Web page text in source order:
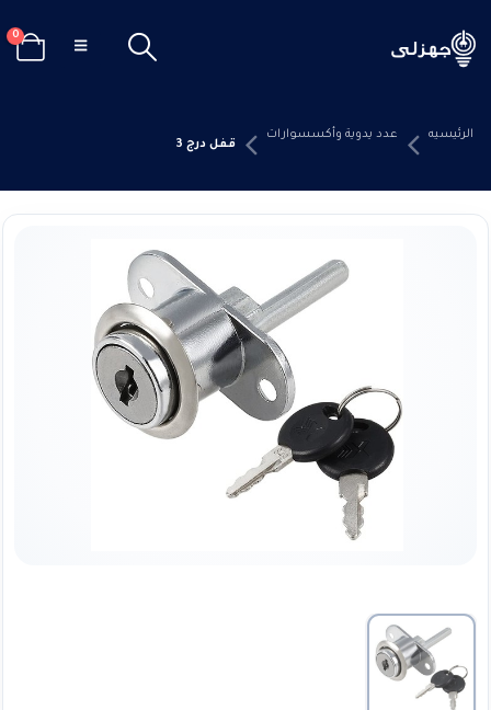
0
الرئيسيه عدد يدوية وأكسسوارات
قفل درج 3